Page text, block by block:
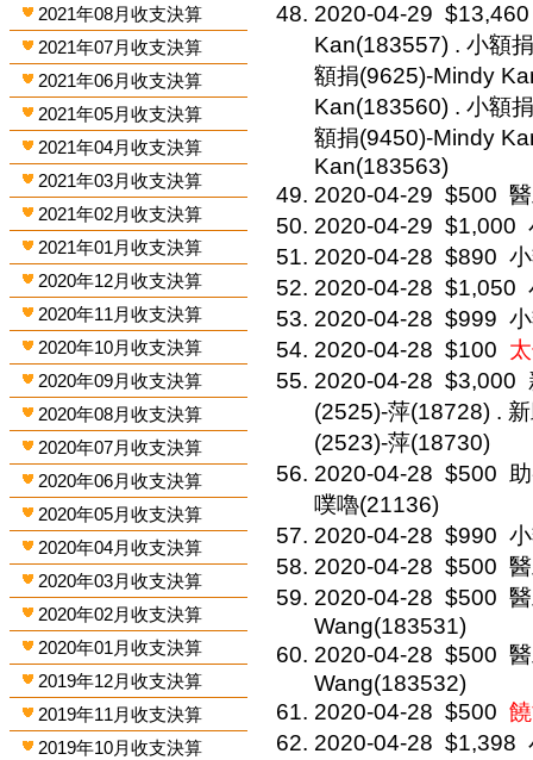
2021年08月收支決算
2021年07月收支決算
2021年06月收支決算
2021年05月收支決算
2021年04月收支決算
2021年03月收支決算
2021年02月收支決算
2021年01月收支決算
2020年12月收支決算
2020年11月收支決算
2020年10月收支決算
2020年09月收支決算
2020年08月收支決算
2020年07月收支決算
2020年06月收支決算
2020年05月收支決算
2020年04月收支決算
2020年03月收支決算
2020年02月收支決算
2020年01月收支決算
2019年12月收支決算
2019年11月收支決算
2019年10月收支決算
2020-04-29 $13,460
Kan(183557) . 小額
額捐(9625)-Mindy
Kan(183560) . 小額
額捐(9450)-Mindy
Kan(183563)
2020-04-29 $500
2020-04-29 $1,000
2020-04-28 $890
2020-04-28 $1,050
2020-04-28 $999
2020-04-28 $100
2020-04-28 $3,000
(2525)-萍(18728) .
(2523)-萍(18730)
2020-04-28 $500
噗嚕(21136)
2020-04-28 $990
2020-04-28 $500
2020-04-28 $500
Wang(183531)
2020-04-28 $500
Wang(183532)
2020-04-28 $500
2020-04-28 $1,398